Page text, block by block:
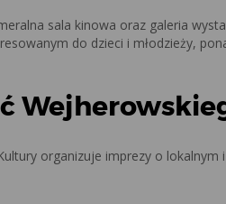
sala kinowa oraz galeria
do dzieci i młodzieży,
organizuje imprezy o